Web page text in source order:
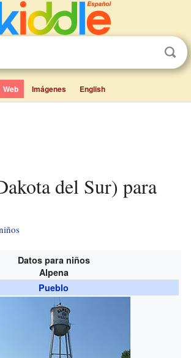
Web Imágenes English
Datos para niños
Alpena
Pueblo